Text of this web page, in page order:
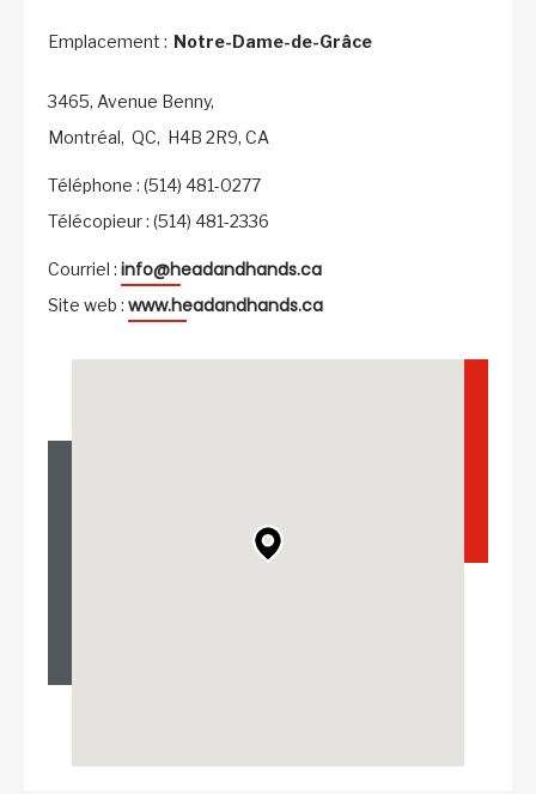
Emplacement : Notre-Dame-de-Grâce
3465, Avenue Benny,
Montréal, QC, H4B 2R9, CA
Téléphone : (514) 481-0277
Télécopieur : (514) 481-2336
Courriel : info@headandhands.ca
Site web : www.headandhands.ca